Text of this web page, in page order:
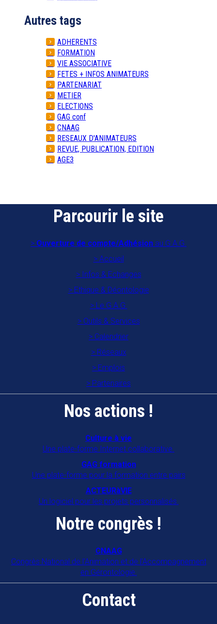
Autres tags
ADHERENTS
FORMATION
VIE ASSOCIATIVE
FETES + INFOS ANIMATEURS
PARTENARIAT
METIER
ELECTIONS
GAG conf
CNAAG
RESEAUX D'ANIMATEURS
REVUE, PUBLICATION, EDITION
AGE3
Parcourir le site
Ouverture de compte/Adhésion au G.A.G.
Accueil
Infos & Echanges
Ethique & Déontologie
Le G.A.G.
Outils & Services
Calendrier
Réseaux
Emplois
Partenaires
Nos actions !
Culture à vie
Une plate-forme Internet collaborative.
GAG formation
Une plate-forme pour la formation entre pairs
ACTEURàVIE
Un logiciel pour les projets personnalisés.
Notre congrès !
CNAAG
Congrès National de l'Animation et de l'Accompagnement
en Gérontologie.
Contact